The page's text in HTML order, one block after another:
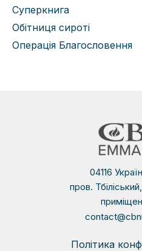
Суперкнига
Обітниця сироті
Операція Благословення
04116
пров.
Політика